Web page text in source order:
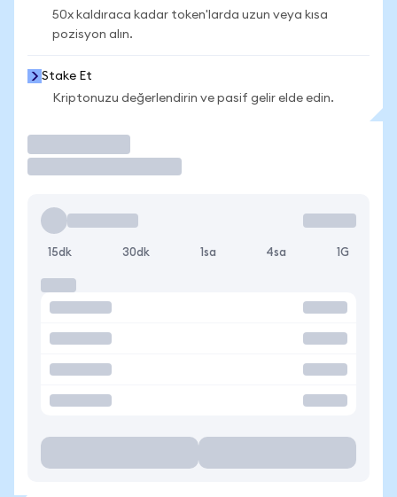
50x kaldıraca kadar token'larda uzun veya kısa
pozisyon alın.
Stake Et
Kriptonuzu değerlendirin ve pasif gelir elde edin.
15dk 30dk 1sa 4sa 1G